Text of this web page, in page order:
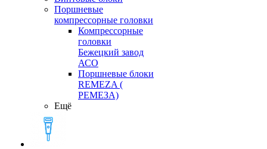
Поршневые
компрессорные головки
Компрессорные
головки
Бежецкий завод
АСО
Поршневые блоки
REMEZA (
РЕМЕЗА)
Ещё